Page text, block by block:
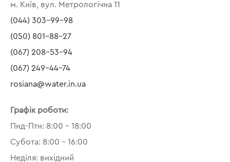
м. Київ, вул. Метрологічна 11
(044) 303-99-98
(050) 801-88-27
(067) 208-53-94
(067) 249-44-74
rosiana@water.in.ua
Графік роботи:
Пнд-Птн: 8:00 – 18:00
Субота: 8:00 – 16:00
Неділя: вихідний